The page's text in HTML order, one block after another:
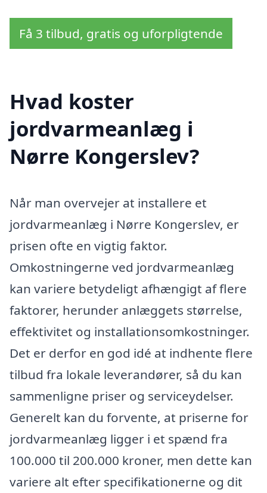
Få 3 tilbud, gratis og uforpligtende
Hvad koster
jordvarmeanlæg i
Nørre Kongerslev?
Når man overvejer at installere et
jordvarmeanlæg i Nørre Kongerslev, er
prisen ofte en vigtig faktor.
Omkostningerne ved jordvarmeanlæg
kan variere betydeligt afhængigt af flere
faktorer, herunder anlæggets størrelse,
effektivitet og installationsomkostninger.
Det er derfor en god idé at indhente flere
tilbud fra lokale leverandører, så du kan
sammenligne priser og serviceydelser.
Generelt kan du forvente, at priserne for
jordvarmeanlæg ligger i et spænd fra
100.000 til 200.000 kroner, men dette kan
variere alt efter specifikationerne og dit